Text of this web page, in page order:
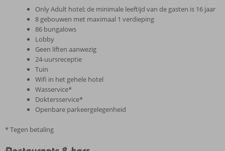
Only Adult hotel; de minimale leeftijd van de gasten is 16 jaar
8 gebouwen met maximaal 1 verdieping
86 bungalows
Lobby
Geen liften aanwezig
24-uursreceptie
Tuin
Wifi in het gehele hotel
Wasservice*
Doktersservice*
Openbare parkeergelegenheid
* Tegen betaling